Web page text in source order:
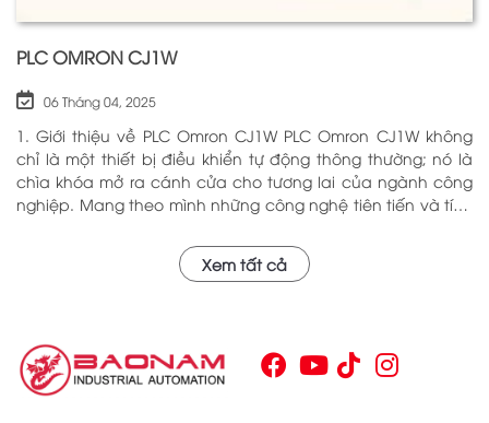
PLC OMRON CJ1W
06 Tháng 04, 2025
1. Giới thiệu về PLC Omron CJ1W PLC Omron CJ1W không
chỉ là một thiết bị điều khiển tự động thông thường; nó là
chìa khóa mở ra cánh cửa cho tương lai của ngành công
nghiệp. Mang theo mình những công nghệ tiên tiến và tính
mình qua nhiều năm phục vụ trong nhiều lĩnh vực khác
nhau. Với khả năng hoạt động ổn định và hiệu quả, sản
Chính vì vậy, việc nắm vững những thông tin cơ bản về PLC
Omron CJ1W là điều cần thiết cho bất kỳ ai muốn cải thiện
hiệu suất công việc của mình.
Xem tất cả